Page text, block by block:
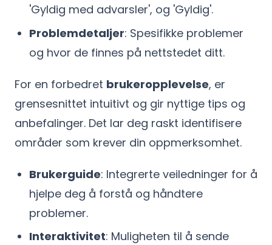
'Gyldig med advarsler', og 'Gyldig'.
Problemdetaljer: Spesifikke problemer
og hvor de finnes på nettstedet ditt.
For en forbedret brukeropplevelse, er
grensesnittet intuitivt og gir nyttige tips og
anbefalinger. Det lar deg raskt identifisere
områder som krever din oppmerksomhet.
Brukerguide: Integrerte veiledninger for å
hjelpe deg å forstå og håndtere
problemer.
Interaktivitet: Muligheten til å sende